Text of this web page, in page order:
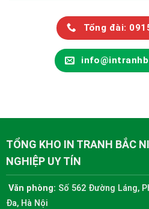
Tổng đài:
TỔNG KHO IN TRANH BẮC
NGHIỆP UY TÍN
Văn phòng: Số 562 Đường Láng,
Đa, Hà Nội